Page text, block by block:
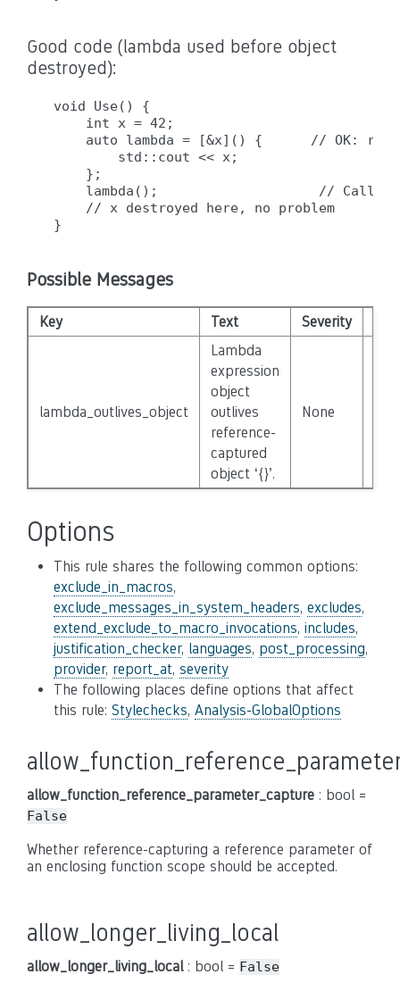
Good code (lambda used before object
destroyed):
void Use() {
    int x = 42;
auto lambda = [&x]() {      // OK:
        std::cout << x;
    };
lambda();                    // Called
    // x destroyed here, no problem
Possible Messages
Key Text Severity
lambda_outlives_object
Lambda
expression
object
outlives
reference-
captured
object ‘{}’.
None
Options
This rule shares the following common options:
exclude_in_macros,
exclude_messages_in_system_headers, excludes,
extend_exclude_to_macro_invocations, includes,
justification_checker, languages, post_processing,
provider, report_at, severity
The following places define options that affect
this rule: Stylechecks, Analysis-GlobalOptions
allow_function_reference_parameter_capture : bool =
False
Whether reference-capturing a reference parameter of
an enclosing function scope should be accepted.
allow_longer_living_local
allow_longer_living_local: bool = False